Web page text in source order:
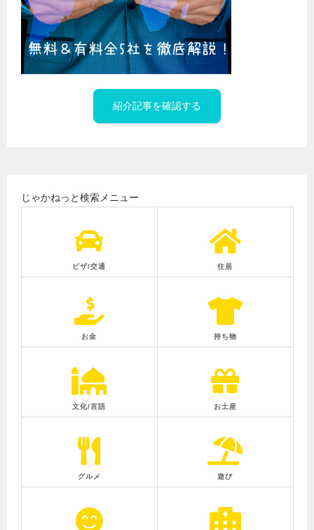
紹介記事を確認する
じゃかねっと検索メニュー
ビザ/交通 住居
お金 持ち物
文化/言語 お土産
グルメ 遊び